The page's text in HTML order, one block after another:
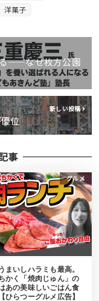
洋菓子
——なぜ枚方公園
新しい投稿
位
事
グルメ
まいしハラミも最高。
かく「焼肉じゅん」の
あの美味しいごはん食
ひらつーグルメ広告】